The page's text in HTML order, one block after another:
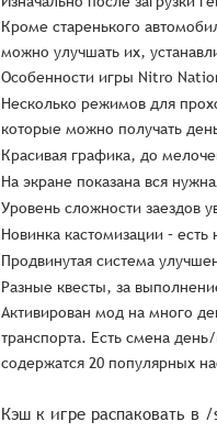
Кроме старенького
можно улучшать их,
Особенности игры Nitro
Несколько режимов для
которые можно получать
Красивая графика, до
На экране показана вся
Уровень сложности заездов
Новинка кастомизации – есть
Продвинутая система
Разные квесты, за
Активирован мод на много
транспорта. Есть смена
содержатся 20 популярных
Кэш к игре распаковать в